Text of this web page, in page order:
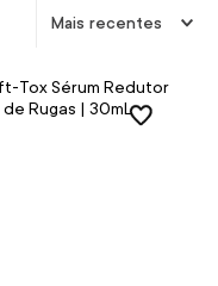
Mais recentes